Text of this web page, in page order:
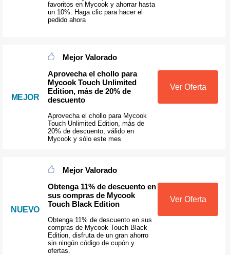
favoritos en Mycook y ahorrar hasta
un 10%. Haga clic para hacer el
pedido ahora
MEJOR
Mejor Valorado
Aprovecha el chollo para
Mycook Touch Unlimited
Edition, más de 20% de
descuento
Aprovecha el chollo para Mycook
Touch Unlimited Edition, más de
20% de descuento, válido en
Mycook y sólo este mes
Ver Oferta
NUEVO
Mejor Valorado
Obtenga 11% de descuento en
sus compras de Mycook
Touch Black Edition
Obtenga 11% de descuento en sus
compras de Mycook Touch Black
Edition, disfruta de un gran ahorro
sin ningún código de cupón y
ofertas.
Ver Oferta